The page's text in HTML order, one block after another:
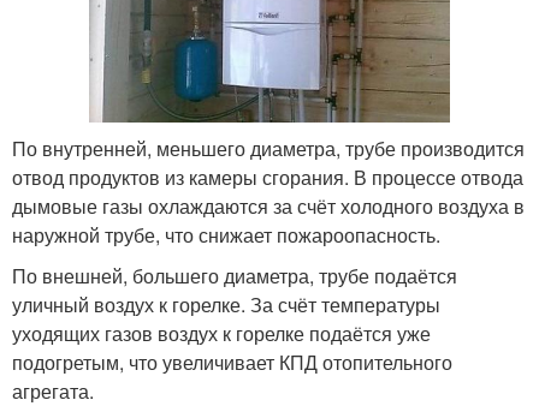
По внутренней, меньшего диаметра, трубе производится
отвод продуктов из камеры сгорания. В процессе отвода
дымовые газы охлаждаются за счёт холодного воздуха в
наружной трубе, что снижает пожароопасность.
По внешней, большего диаметра, трубе подаётся
уличный воздух к горелке. За счёт температуры
уходящих газов воздух к горелке подаётся уже
подогретым, что увеличивает КПД отопительного
агрегата.